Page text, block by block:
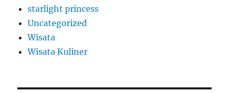
starlight princess
Uncategorized
Wisata
Wisata Kuliner